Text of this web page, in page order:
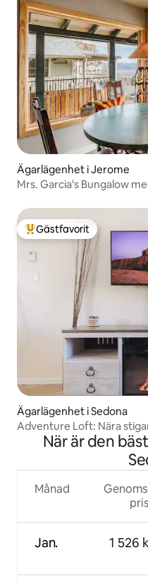
Ägarlägenhet i Jerome
Mrs. Garcia's Bungalow
Populär gästfavorit
Gästfavorit
Ägarlägenhet i Sedona
Adventure Loft: Nära
När är den
Månad
Jan. 1 526